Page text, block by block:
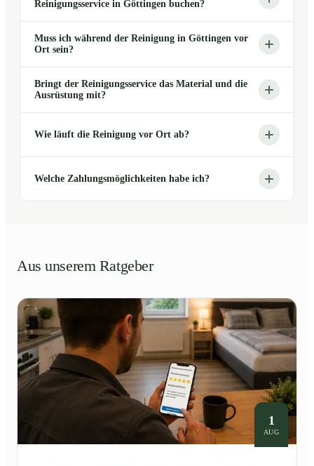
Reinigungsservice in Göttingen buchen?
Muss ich während der Reinigung in Göttingen vor
Ort sein?
Bringt der Reinigungsservice das Material und die
Ausrüstung mit?
Wie läuft die Reinigung vor Ort ab?
Welche Zahlungsmöglichkeiten habe ich?
Aus unserem Ratgeber
1
AUG